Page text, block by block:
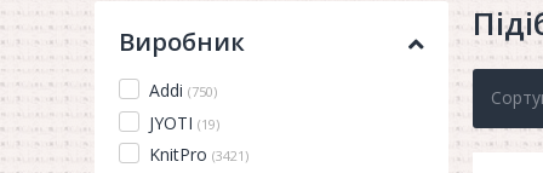
Виробник
Addi (750)
JYOTI (19)
KnitPro (3421)